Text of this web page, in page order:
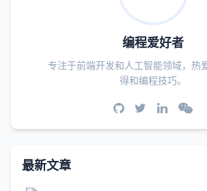
编程爱好者
专注于前端开发和人工智能领域，热
得和编程技巧。
最新文章